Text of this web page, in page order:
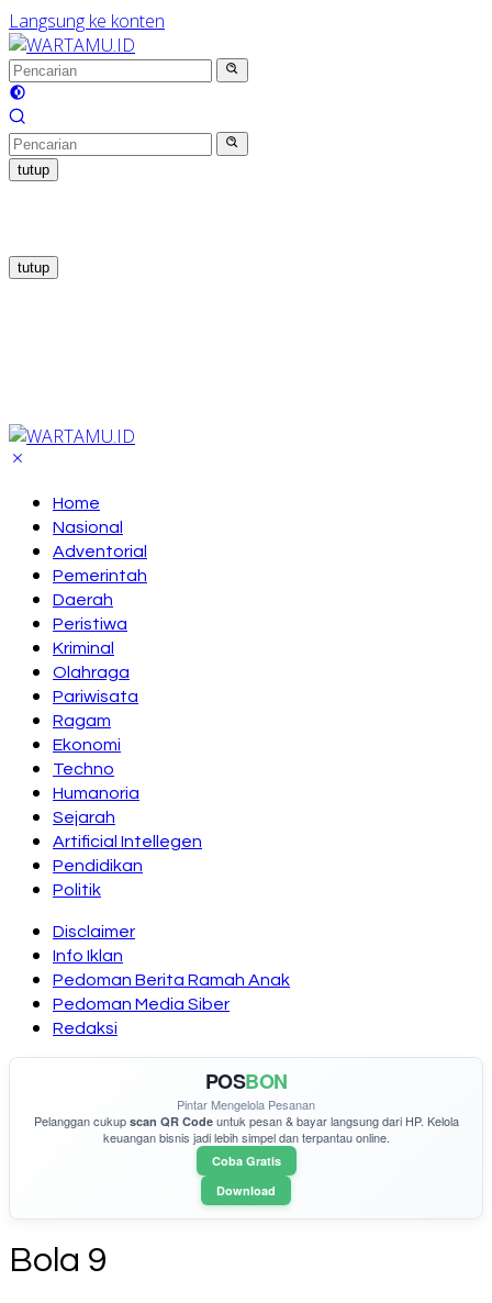
Langsung ke konten
tutup
tutup
Home
Nasional
Adventorial
Pemerintah
Daerah
Peristiwa
Kriminal
Olahraga
Pariwisata
Ragam
Ekonomi
Techno
Humanoria
Sejarah
Artificial Intellegen
Pendidikan
Politik
Disclaimer
Info Iklan
Pedoman Berita Ramah Anak
Pedoman Media Siber
Redaksi
POSBON
Pintar Mengelola Pesanan
Pelanggan cukup scan QR Codeuntuk pesan & bayar langsung dari HP. Kelola
keuangan bisnis jadi lebih simpel dan terpantau online.
Coba Gratis
Download
Bola 9